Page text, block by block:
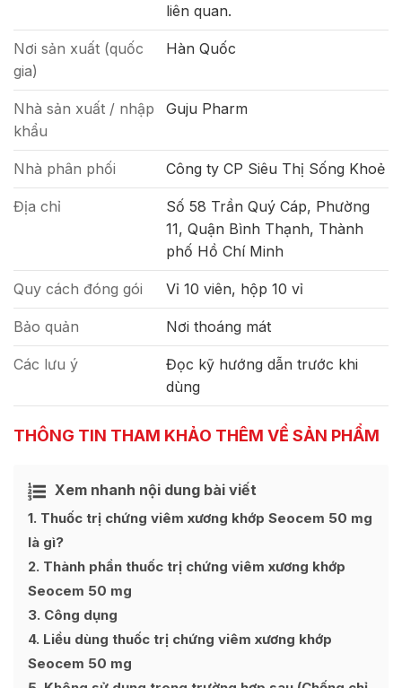
liên quan.
Nơi sản xuất (quốc
gia)
Hàn Quốc
Nhà sản xuất / nhập
khẩu
Guju Pharm
Nhà phân phối Công ty CP Siêu Thị Sống Khoẻ
Địa chỉ
Số 58 Trần Quý Cáp, Phường
11, Quận Bình Thạnh, Thành
phố Hồ Chí Minh
Quy cách đóng gói Vỉ 10 viên, hộp 10 vỉ
Bảo quản Nơi thoáng mát
Các lưu ý
Đọc kỹ hướng dẫn trước khi
dùng
THÔNG TIN THAM KHẢO THÊM VỀ SẢN PHẨM
Xem nhanh nội dung bài viết
1 Thuốc trị chứng viêm xương khớp Seocem 50 mg
là gì?
2 Thành phần thuốc trị chứng viêm xương khớp
Seocem 50 mg
3 Công dụng
4 Liều dùng thuốc trị chứng viêm xương khớp
Seocem 50 mg